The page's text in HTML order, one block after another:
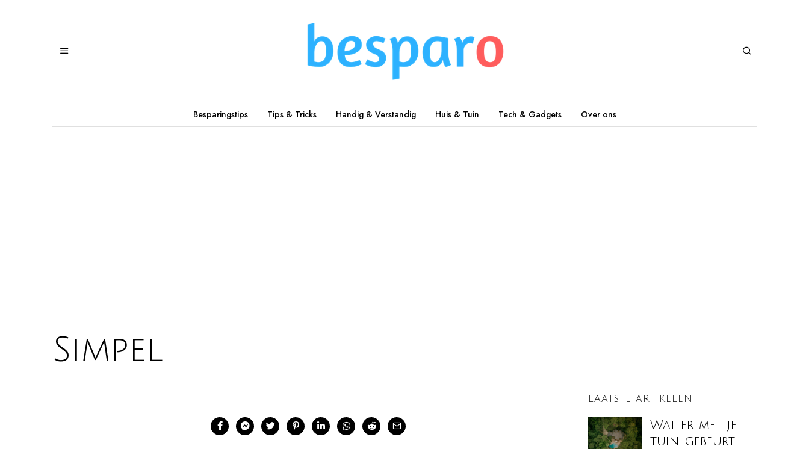
Besparingstips Tips & Tricks Handig & Verstandig Huis & Tuin Tech & Gadgets Over ons
Simpel
LAATSTE ARTIKELEN
Wat er met je
tuin gebeurt